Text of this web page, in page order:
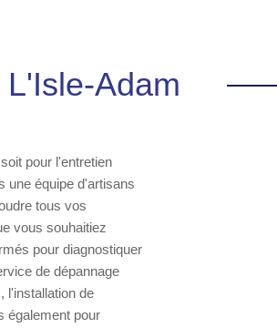
Adam
pour l'entretien
une équipe d'artisans
tous vos
vous souhaitiez
pour diagnostiquer
de dépannage
l'installation de
également pour